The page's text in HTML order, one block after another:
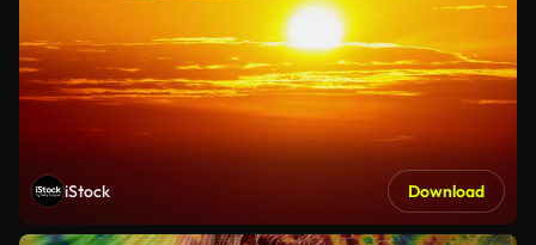
iStock Download